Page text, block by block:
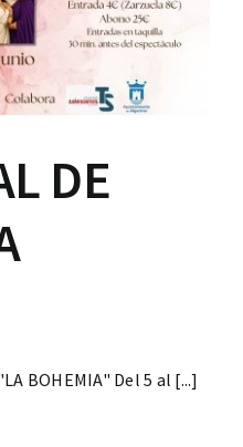
DE
BOHEMIA" Del 5 al [...]